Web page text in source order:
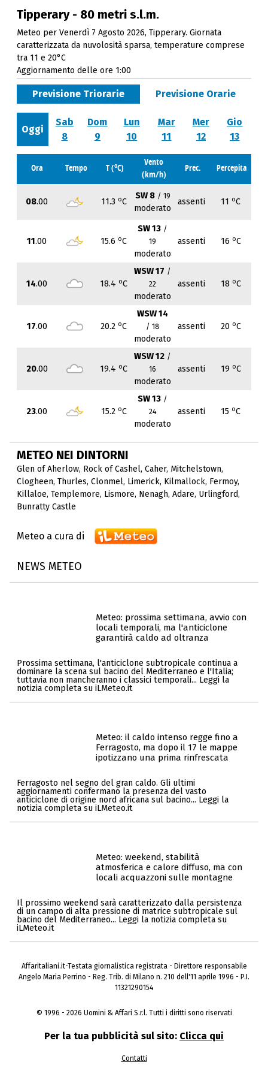
Tipperary - 80 metri s.l.m.
Meteo per Venerdì 7 Agosto 2026, Tipperary. Giornata
caratterizzata da nuvolosità sparsa, temperature comprese
tra 11 e 20°C
Aggiornamento delle ore 1:00
Previsione Triorarie Previsione Orarie
Oggi
Sab
8
Dom
9
Lun
10
Mar
11
Mer
12
Gio
13
Ora Tempo T (oC)
Vento
(km/h)
Prec. Percepita
08.00 11.3 oC
SW 8 / 19
moderato
assenti 11 oC
11.00 15.6 oC
SW 13 /
19
moderato
assenti 16 oC
14.00 18.4 oC
WSW 17 /
22
moderato
assenti 18 oC
17.00 20.2 oC
WSW 14
/ 18
moderato
assenti 20 oC
20.00 19.4 oC
WSW 12 /
16
moderato
assenti 19 oC
23.00 15.2 oC
SW 13 /
24
moderato
assenti 15 oC
METEO NEI DINTORNI
Glen of Aherlow, Rock of Cashel, Caher, Mitchelstown,
Clogheen, Thurles, Clonmel, Limerick, Kilmallock, Fermoy,
Killaloe, Templemore, Lismore, Nenagh, Adare, Urlingford,
Bunratty Castle
Meteo a cura di
NEWS METEO
Meteo: prossima settimana, avvio con
locali temporali, ma l'anticiclone
garantirà caldo ad oltranza
Prossima settimana, l'anticiclone subtropicale continua a
dominare la scena sul bacino del Mediterraneo e l'Italia;
tuttavia non mancheranno i classici temporali... Leggi la
notizia completa su iLMeteo.it
Meteo: il caldo intenso regge fino a
Ferragosto, ma dopo il 17 le mappe
ipotizzano una prima rinfrescata
Ferragosto nel segno del gran caldo. Gli ultimi
aggiornamenti confermano la presenza del vasto
anticiclone di origine nord africana sul bacino... Leggi la
notizia completa su iLMeteo.it
Meteo: weekend, stabilità
atmosferica e calore diffuso, ma con
locali acquazzoni sulle montagne
Il prossimo weekend sarà caratterizzato dalla persistenza
di un campo di alta pressione di matrice subtropicale sul
bacino del Mediterraneo... Leggi la notizia completa su
iLMeteo.it
Affaritaliani.it-Testata giornalistica registrata - Direttore responsabile
Angelo Maria Perrino - Reg. Trib. di Milano n. 210 dell'11 aprile 1996 - P.I.
11321290154
© 1996 - 2026 Uomini & Affari S.r.l. Tutti i diritti sono riservati
Per la tua pubblicità sul sito: Clicca qui
Contatti